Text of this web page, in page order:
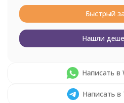
Быстрый
Нашли
Написать в
Написать в